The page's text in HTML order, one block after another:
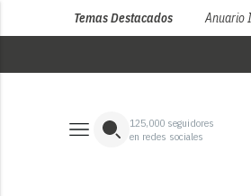
Temas Destacados Anuario
125,000 seguidores
en redes sociales